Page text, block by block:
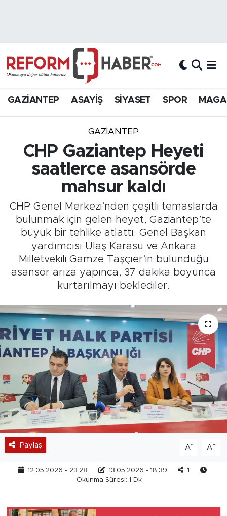
GAZİANTEP ASAYİŞ SİYASET SPOR
GAZIANTEP
CHP Gaziantep Heyeti
saatlerce asansörde
mahsur kaldı
CHP Genel Merkezi’nden çeşitli temaslarda
bulunmak için gelen heyet, Gaziantep’te
büyük bir tehlike atlattı. Genel Başkan
yardımcısı Ulaş Karasu ve Ankara
Milletvekili Gamze Taşçıer’in bulunduğu
asansör arıza yapınca, 37 dakika boyunca
kurtarılmayı beklediler.
Paylaş A- A+
12.05.2026 - 23:28 13.05.2026 - 18:39
1
Okunma Süresi: 1 Dk
Hava Durumu
Süper Lig Puan Durumu ve Fikstür
Son Dakika Haberleri
Haber Arşivi